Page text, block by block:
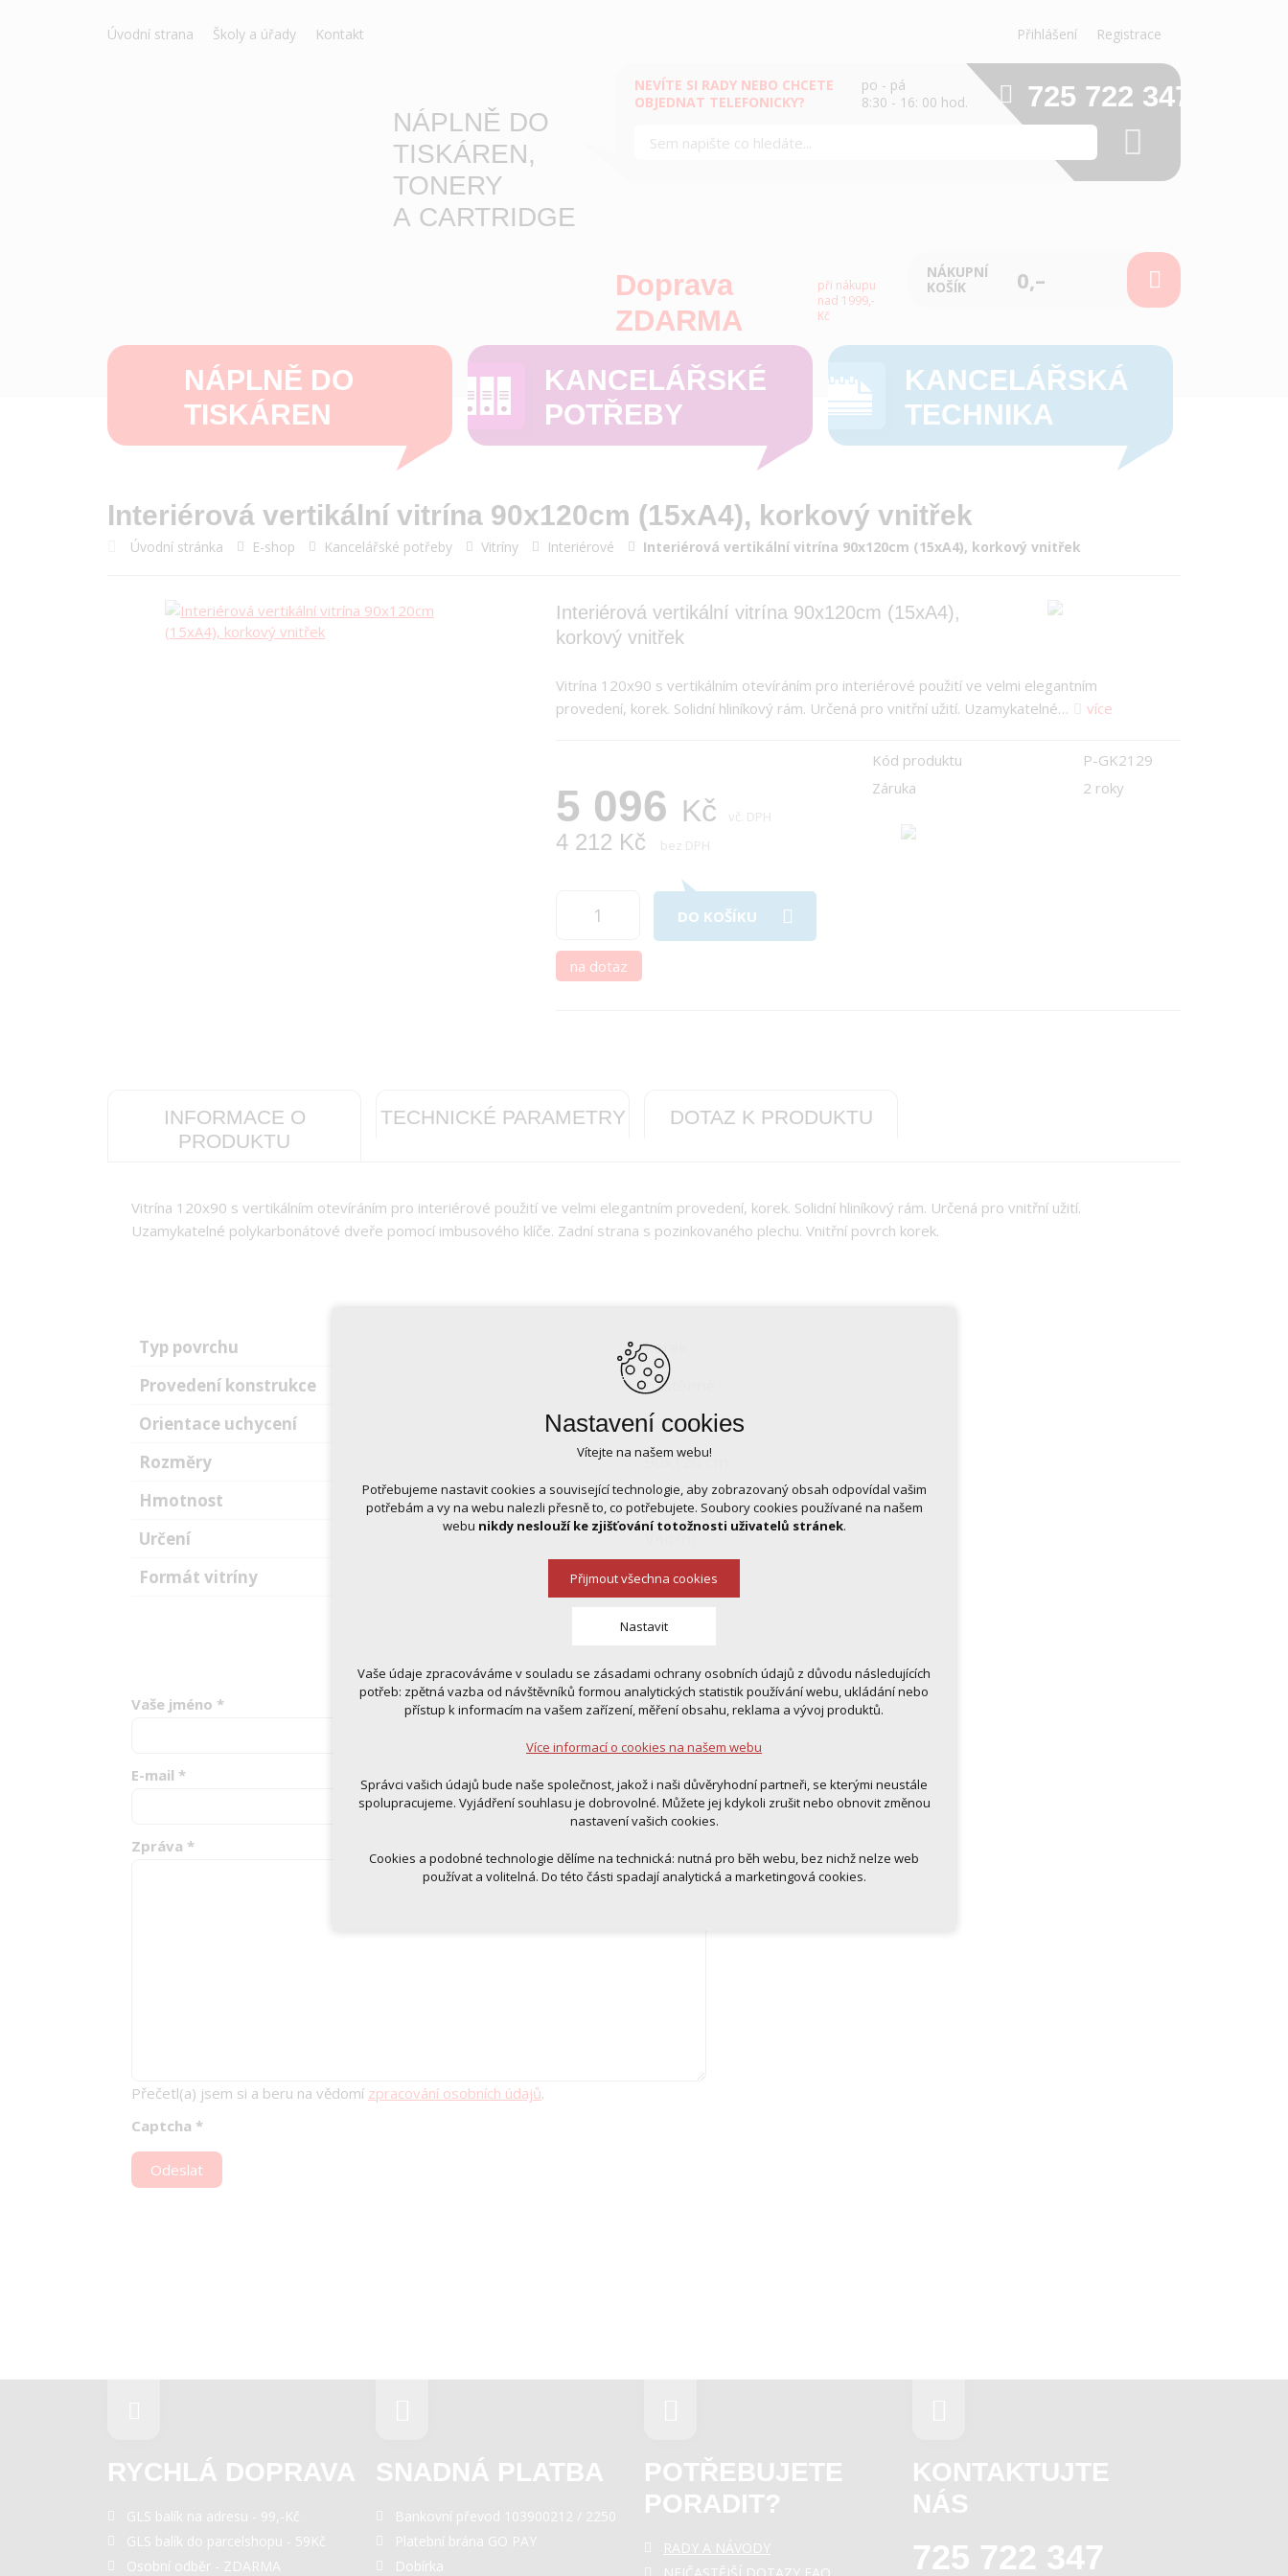
Úvodní strana Školy a úřady Kontakt Přihlášení Registrace
NÁPLNĚ DO
TISKÁREN,
TONERY
A CARTRIDGE
NEVÍTE SI RADY NEBO CHCETE
OBJEDNAT TELEFONICKY?
po - pá
8:30 - 16: 00 hod.
725 722 347
Doprava
ZDARMA
při nákupu
nad 1999,-
Kč
NÁKUPNÍ
KOŠÍK
0,–
NÁPLNĚ DO
TISKÁREN
KANCELÁŘSKÉ
POTŘEBY
KANCELÁŘSKÁ
TECHNIKA
Interiérová vertikální vitrína 90x120cm (15xA4), korkový vnitřek
Úvodní stránka E-shop Kancelářské potřeby Vitríny Interiérové Interiérová vertikální vitrína 90x120cm (15xA4), korkový vnitřek
Interiérová vertikální vitrína 90x120cm (15xA4),
korkový vnitřek
Vitrína 120x90 s vertikálním otevíráním pro interiérové použití ve velmi elegantním
provedení, korek. Solidní hliníkový rám. Určená pro vnitřní užití. Uzamykatelné…
více
5 096 Kč vč. DPH
4 212 Kč bez DPH
DO KOŠÍKU
na dotaz
Kód produktu
P-GK2129
Záruka
2 roky
INFORMACE O
PRODUKTU
TECHNICKÉ PARAMETRY DOTAZ K PRODUKTU
Vitrína 120x90 s vertikálním otevíráním pro interiérové použití ve velmi elegantním provedení, korek. Solidní hliníkový rám. Určená pro vnitřní užití.
Uzamykatelné polykarbonátové dveře pomocí imbusového klíče. Zadní strana s pozinkovaného plechu. Vnitřní povrch korek.
Typ povrchu
korek
Provedení konstrukce
nástěnné
Orientace uchycení
na výšku
Rozměry
90x120 cm
Hmotnost
14kg
Určení
Formát vitríny
15xA4
Vaše jméno *
E-mail *
Zpráva *
Přečetl(a) jsem si a beru na vědomí zpracování osobních údajů.
Captcha *
Odeslat
RYCHLÁ DOPRAVA
GLS balík na adresu - 99,-Kč
GLS balík do parcelshopu - 59Kč
Osobní odběr - ZDARMA
SNADNÁ PLATBA
Bankovní převod 103900212 / 2250
Platební brána GO PAY
Dobírka
POTŘEBUJETE
PORADIT?
RADY A NÁVODY
KONTAKTUJTE
NÁS
725 722 347
Nastavení cookies
Vítejte na našem webu!
Potřebujeme nastavit cookies a související technologie, aby zobrazovaný obsah odpovídal vašim
potřebám a vy na webu nalezli přesně to, co potřebujete. Soubory cookies používané na našem
webu nikdy neslouží ke zjišťování totožnosti uživatelů stránek.
Přijmout všechna cookies
Nastavit
Technická cookies
nutná pro provozování webu
udržení kontextu stránek (session): případná přihlášení, volby jazyka, apod.
analytická pro anonymizované vyhodnocení návštěvnosti
marketingová cookies (Google, Ecomail, Sklik, Smartsupp, Heureka)
Více informací o cookies na našem webu
Vaše údaje zpracováváme v souladu se zásadami ochrany osobních údajů z důvodu následujících
potřeb: zpětná vazba od návštěvníků formou analytických statistik používání webu, ukládání nebo
přístup k informacím na vašem zařízení, měření obsahu, reklama a vývoj produktů.
Více informací o cookies na našem webu
Správci vašich údajů bude naše společnost, jakož i naši důvěryhodní partneři, se kterými neustále
spolupracujeme. Vyjádření souhlasu je dobrovolné. Můžete jej kdykoli zrušit nebo obnovit změnou
nastavení vašich cookies.
Cookies a podobné technologie dělíme na technická: nutná pro běh webu, bez nichž nelze web
používat a volitelná. Do této části spadají analytická a marketingová cookies.